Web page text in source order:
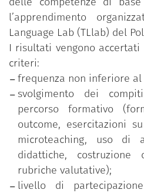
l’apprendimento
Language Lab (TLlab) del
I risultati vengono
criteri:
frequenza non inferiore
svolgimento dei
percorso formativo
outcome, esercitazioni
microteaching, uso di
didattiche,
rubriche valutative);
livello di